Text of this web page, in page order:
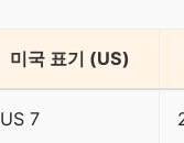
미국 표기 (US)
US 7